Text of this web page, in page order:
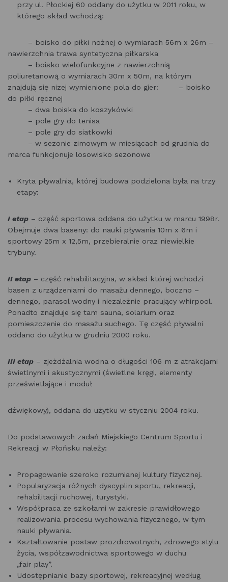
przy ul. Płockiej 60 oddany do użytku w 2011 roku, w
którego skład wchodzą:
– boisko do piłki nożnej o wymiarach 56m x 26m –
nawierzchnia trawa syntetyczna piłkarska
– boisko wielofunkcyjne z nawierzchnią
poliuretanową o wymiarach 30m x 50m, na którym
znajdują się nizej wymienione pola do gier: – boisko
do piłki ręcznej
– dwa boiska do koszykówki
– pole gry do tenisa
– pole gry do siatkowki
– w sezonie zimowym w miesiącach od grudnia do
marca funkcjonuje losowisko sezonowe
Kryta pływalnia, której budowa podzielona była na trzy
etapy:
I etap – część sportowa oddana do użytku w marcu 1998r.
Obejmuje dwa baseny: do nauki pływania 10m x 6m i
sportowy 25m x 12,5m, przebieralnie oraz niewielkie
trybuny.
II etap – część rehabilitacyjna, w skład której wchodzi
basen z urządzeniami do masażu dennego, boczno –
dennego, parasol wodny i niezależnie pracujący whirpool.
Ponadto znajduje się tam sauna, solarium oraz
pomieszczenie do masażu suchego. Tę część pływalni
oddano do użytku w grudniu 2000 roku.
III etap – zjeżdżalnia wodna o długości 106 m z atrakcjami
świetlnymi i akustycznymi (świetlne kręgi, elementy
prześwietlające i moduł
dźwiękowy), oddana do użytku w styczniu 2004 roku.
Do podstawowych zadań Miejskiego Centrum Sportu i
Rekreacji w Płońsku należy:
Propagowanie szeroko rozumianej kultury fizycznej.
Popularyzacja różnych dyscyplin sportu, rekreacji,
rehabilitacji ruchowej, turystyki.
Współpraca ze szkołami w zakresie prawidłowego
realizowania procesu wychowania fizycznego, w tym
nauki pływania.
Kształtowanie postaw prozdrowotnych, zdrowego stylu
życia, współzawodnictwa sportowego w duchu
„fair play”.
Udostępnianie bazy sportowej, rekreacyjnej według